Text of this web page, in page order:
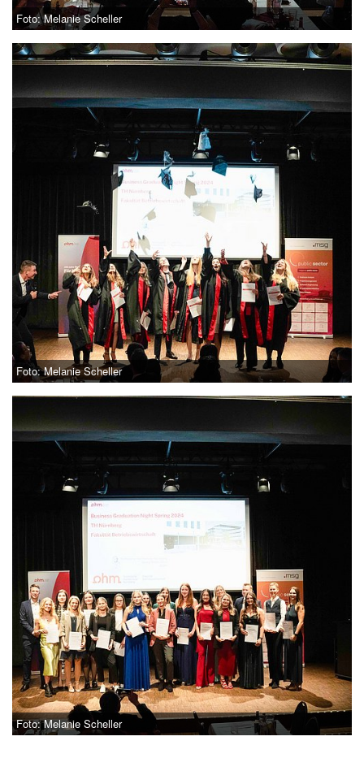
Foto: Melanie Scheller
Foto: Melanie Scheller
Foto: Melanie Scheller